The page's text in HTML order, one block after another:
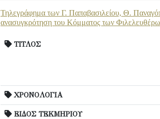
Τηλεγράφημα των Γ. Παπαβασιλείου, Θ.
ανασυγκρότηση του Κόμματος των
ΤΙΤΛΟΣ
ΧΡΟΝΟΛΟΓΙΑ
ΕΙΔΟΣ ΤΕΚΜΗΡΙΟΥ